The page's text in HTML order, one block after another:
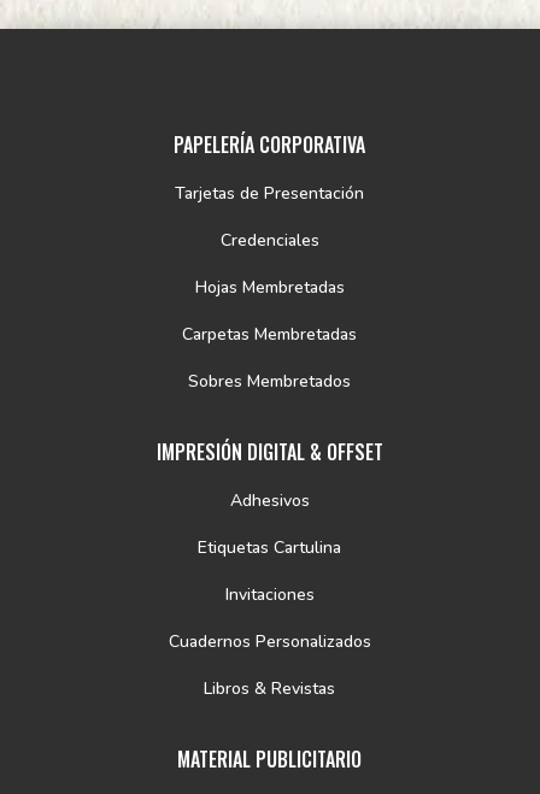
PAPELERÍA CORPORATIVA
Tarjetas de Presentación
Credenciales
Hojas Membretadas
Carpetas Membretadas
Sobres Membretados
IMPRESIÓN DIGITAL & OFFSET
Adhesivos
Etiquetas Cartulina
Invitaciones
Cuadernos Personalizados
Libros & Revistas
MATERIAL PUBLICITARIO